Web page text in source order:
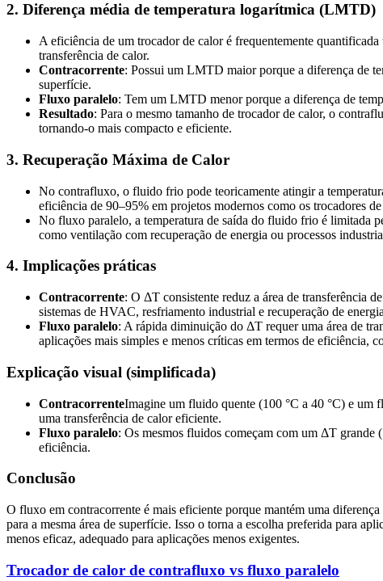
2. Diferença média de temperatura logarítmica (LMTD)
A eficiência de um trocador de calor é frequentemente
transferência de calor.
Contracorrente: Possui um LMTD maior porque a diferença de
superfície.
Fluxo paralelo: Tem um LMTD menor porque a diferença de
Resultado: Para o mesmo tamanho de trocador de calor, o
tornando-o mais compacto e eficiente.
3. Recuperação Máxima de Calor
No contrafluxo, o fluido frio pode teoricamente atingir a
eficiência de 90–95% em projetos modernos como os trocadores
No fluxo paralelo, a temperatura de saída do fluido frio é limitada
como ventilação com recuperação de energia ou processos
4. Implicações práticas
Contracorrente: O ΔT consistente reduz a área de transferência
sistemas de HVAC, resfriamento industrial e recuperação de
Fluxo paralelo: A rápida diminuição do ΔT requer uma área de
aplicações mais simples e menos críticas em termos de eficiência,
Explicação visual (simplificada)
ContracorrenteImagine um fluido quente (100 °C a 40 °C) e um
uma transferência de calor eficiente.
Fluxo paralelo: Os mesmos fluidos começam com um ΔT grande
eficiência.
Conclusão
O fluxo em contracorrente é mais eficiente porque mantém uma
para a mesma área de superfície. Isso o torna a escolha preferida para
menos eficaz, adequado para aplicações menos exigentes.
Trocador de calor de contrafluxo vs fluxo paralelo